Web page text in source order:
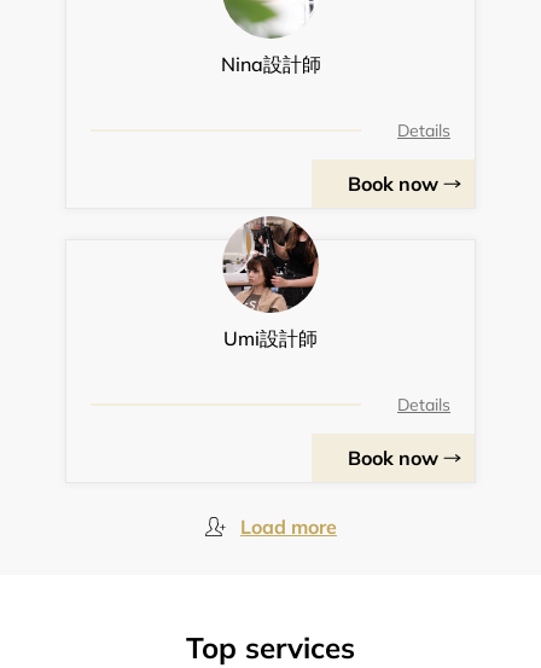
Nina設計師
Details
Book now
Umi設計師
Details
Book now
Load more
Top services